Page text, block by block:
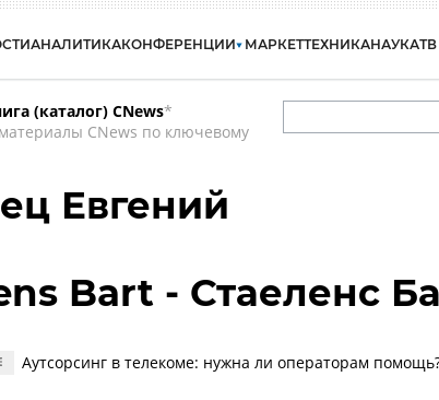
АНАЛИТИКАКОНФЕРЕНЦИИ МАРКЕТТЕХНИКАНАУКАТВ
(каталог) CNews*
CNews по ключевому
Евгений
Bart - Стаеленс
Аутсорсинг в телекоме: нужна ли операторам